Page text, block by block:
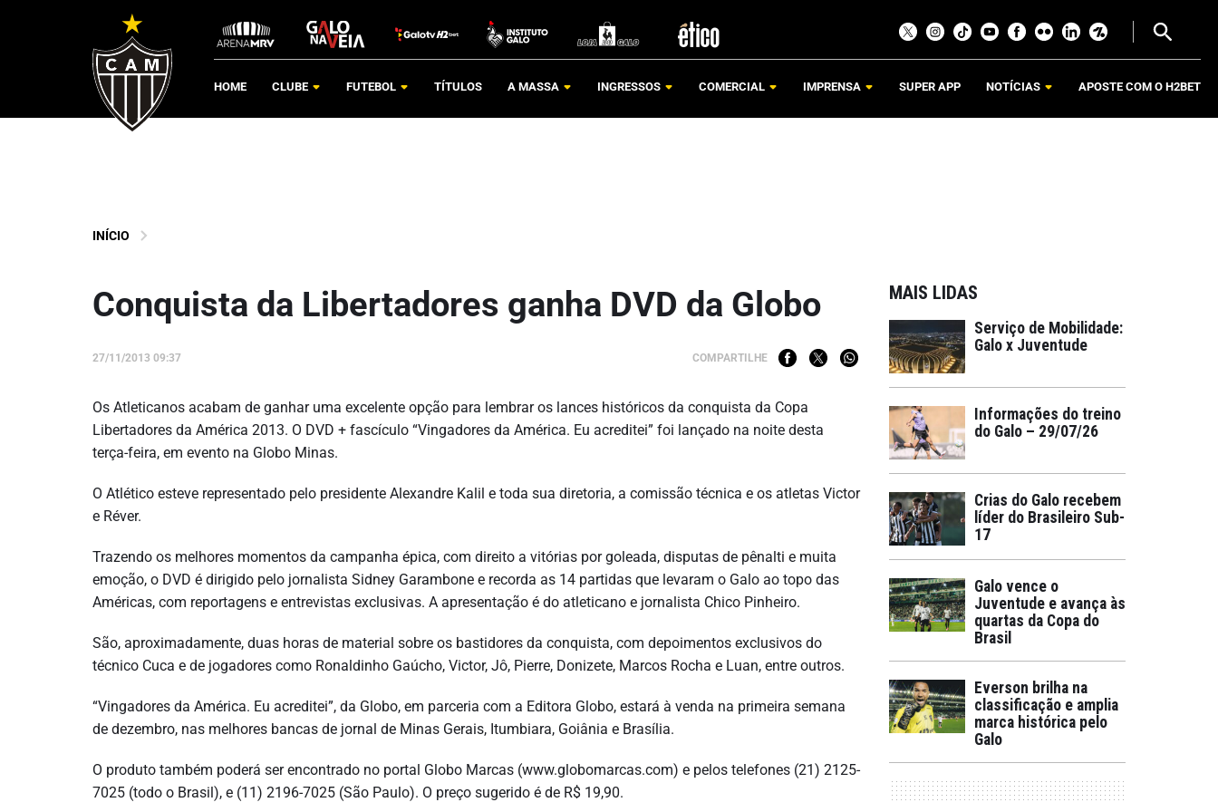
HOME CLUBE FUTEBOL TÍTULOS A MASSA INGRESSOS COMERCIAL IMPRENSA SUPER APP NOTÍCIAS APOSTE COM O H2BET
INÍCIO
Conquista da Libertadores ganha DVD da Globo
27/11/2013 09:37 COMPARTILHE
Os Atleticanos acabam de ganhar uma excelente opção para lembrar os lances históricos da conquista da Copa
Libertadores da América 2013. O DVD + fascículo “Vingadores da América. Eu acreditei” foi lançado na noite desta
terça-feira, em evento na Globo Minas.
O Atlético esteve representado pelo presidente Alexandre Kalil e toda sua diretoria, a comissão técnica e os atletas Victor
e Réver.
Trazendo os melhores momentos da campanha épica, com direito a vitórias por goleada, disputas de pênalti e muita
emoção, o DVD é dirigido pelo jornalista Sidney Garambone e recorda as 14 partidas que levaram o Galo ao topo das
Américas, com reportagens e entrevistas exclusivas. A apresentação é do atleticano e jornalista Chico Pinheiro.
São, aproximadamente, duas horas de material sobre os bastidores da conquista, com depoimentos exclusivos do
técnico Cuca e de jogadores como Ronaldinho Gaúcho, Victor, Jô, Pierre, Donizete, Marcos Rocha e Luan, entre outros.
“Vingadores da América. Eu acreditei”, da Globo, em parceria com a Editora Globo, estará à venda na primeira semana
de dezembro, nas melhores bancas de jornal de Minas Gerais, Itumbiara, Goiânia e Brasília.
O produto também poderá ser encontrado no portal Globo Marcas (www.globomarcas.com) e pelos telefones (21) 2125-
7025 (todo o Brasil), e (11) 2196-7025 (São Paulo). O preço sugerido é de R$ 19,90.
MAIS LIDAS
Serviço de Mobilidade:
Galo x Juventude
Informações do treino
do Galo – 29/07/26
Crias do Galo recebem
líder do Brasileiro Sub-
17
Galo vence o
Juventude e avança às
quartas da Copa do
Brasil
Everson brilha na
classificação e amplia
marca histórica pelo
Galo